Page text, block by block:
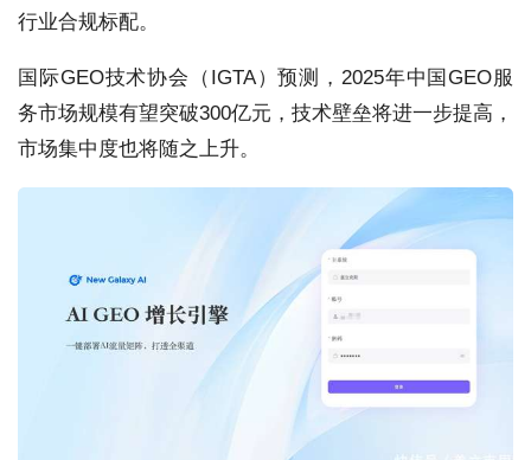
行业合规标配。
国际GEO技术协会（IGTA）预测，2025年中国GEO服
务市场规模有望突破300亿元，技术壁垒将进一步提高，
市场集中度也将随之上升。